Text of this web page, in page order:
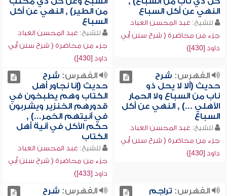
النهي عن أكل السباع
للشيخ: عبد المحسن العباد
جزء من محاضرة ( شرح سنن أبي
داود [430])
من الطير) , النهي عن أكل
السباع
للشيخ: عبد المحسن العباد
جزء من محاضرة ( شرح سنن أبي
داود [430])
الفهرس: شرح
حديث (ألا لا يِحل ذو
ناب من السباع ولا الحمار
الأهلي ...) , النهي عن أكل
السباع
للشيخ: عبد المحسن العباد
جزء من محاضرة ( شرح سنن أبي
داود [430])
الفهرس: شرح
حديث (إنا نجاور أهل
الكتاب وهم يطبخون في
قدورهم الخنزير ويشربون
في آنيتهم الخمر...) ,
حكم الأكل في آنية أهل
الكتاب
للشيخ: عبد المحسن العباد
جزء من محاضرة ( شرح سنن أبي
داود [433])
الفهرس: تراجم
الفهرس: شرح